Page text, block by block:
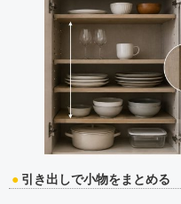
引き出しで小物をまとめる